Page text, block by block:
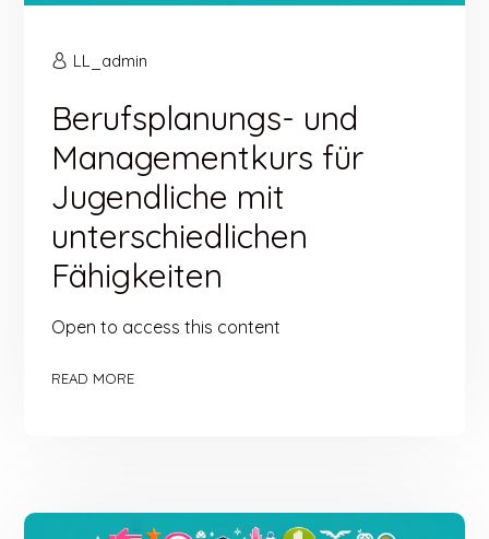
LL_admin
Berufsplanungs- und
Managementkurs für
Jugendliche mit
unterschiedlichen
Fähigkeiten
Open to access this content
READ MORE